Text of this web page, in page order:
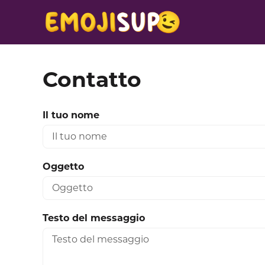
Contatto
Il tuo nome
Oggetto
Testo del messaggio